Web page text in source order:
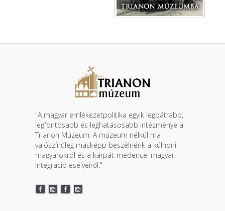
"A magyar emlékezetpolitika egyik legbátrabb,
legfontosabb és leghatásosabb intézménye a
Trianon Múzeum. A múzeum nélkül ma
valószínűleg másképp beszélnénk a külhoni
magyarokról és a kárpát-medencei magyar
integráció esélyeiről."